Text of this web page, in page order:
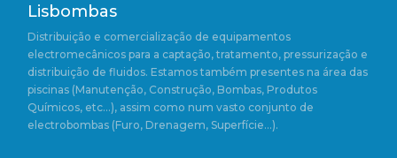
Lisbombas
Distribuição e comercialização de equipamentos
electromecânicos para a captação, tratamento, pressurização e
distribuição de fluidos. Estamos também presentes na área das
piscinas (Manutenção, Construção, Bombas, Produtos
Químicos, etc…), assim como num vasto conjunto de
electrobombas (Furo, Drenagem, Superfície…).